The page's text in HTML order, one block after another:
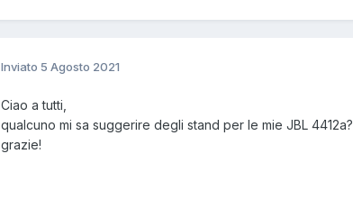
Inviato 5 Agosto 2021
Ciao a tutti,
qualcuno mi sa suggerire degli stand per le mie JBL 4412a?
grazie!